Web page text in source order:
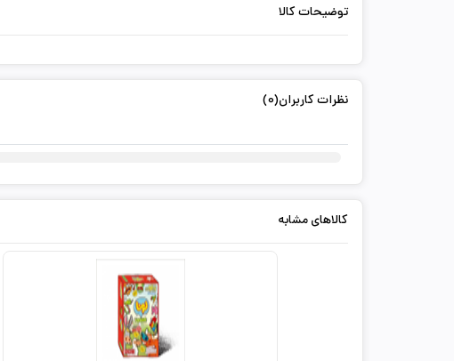
توضیحات کالا
نظرات کاربران(0)
کالاهای مشابه